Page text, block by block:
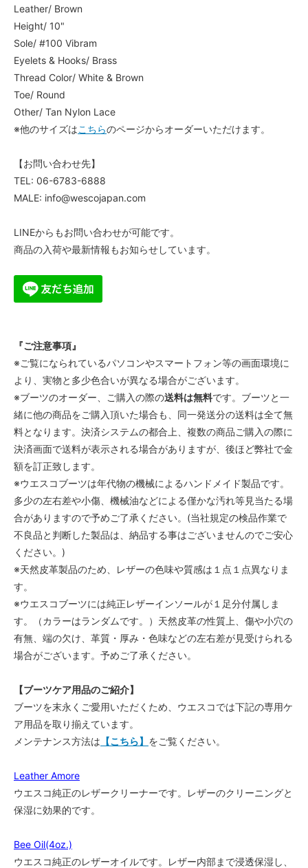
Leather/ Brown
Height/ 10"
Sole/ #100 Vibram
Eyelets & Hooks/ Brass
Thread Color/ White & Brown
Toe/ Round
Other/ Tan Nylon Lace
※他のサイズはこちらのページからオーダーいただけます。
【お問い合わせ先】
TEL: 06-6783-6888
MALE: info@wescojapan.com
LINEからもお問い合わせが可能です。
商品の入荷や最新情報もお知らせしています。
『ご注意事項』
※ご覧になられているパソコンやスマートフォン等の画面環境に
より、実物と多少色合いが異なる場合がございます。
※ブーツのオーダー、ご購入の際の送料は無料です。ブーツと一
緒に他の商品をご購入頂いた場合も、同一発送分の送料は全て無
料となります。決済システムの都合上、複数の商品ご購入の際に
決済画面で送料が表示される場合がありますが、後ほど弊社で金
額を訂正致します。
※ウエスコブーツは年代物の機械によるハンドメイド製品です。
多少の左右差や小傷、機械油などによる僅かな汚れ等見当たる場
合がありますので予めご了承ください。(当社規定の検品作業で
不良品と判断した製品は、納品する事はございませんのでご安心
ください。)
※天然皮革製品のため、レザーの色味や質感は１点１点異なりま
す。
※ウエスコブーツには純正レザーインソールが１足分付属しま
す。（カラーはランダムです。）天然皮革の性質上、傷や小穴の
有無、端の欠け、革質・厚み・色味などの左右差が見受けられる
場合がございます。予めご了承ください。
【ブーツケア用品のご紹介】
ブーツを末永くご愛用いただくため、ウエスコでは下記の専用ケ
ア用品を取り揃えています。
メンテナンス方法は 【こちら】 をご覧ください。
Leather Amore
ウエスコ純正のレザークリーナーです。レザーのクリーニングと
保湿に効果的です。
Bee Oil(4oz.)
ウエスコ純正のレザーオイルです。レザー内部まで浸透保湿し、